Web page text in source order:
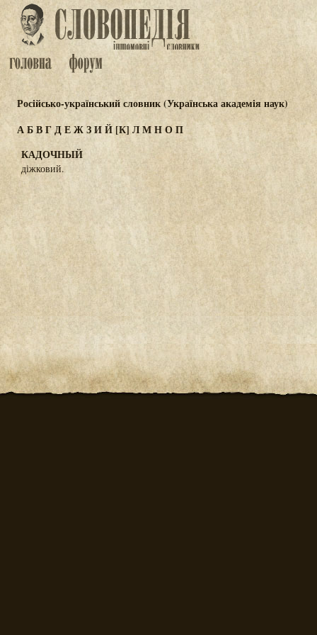
Російсько-український словник (Українська академія наук)
АБВГДЕЖЗИЙ[К]ЛМНОП
КАДОЧНЫЙ
діжковий.